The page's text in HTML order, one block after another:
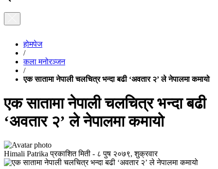
होमपेज
/
कला मनोरञ्जन
/
एक सातामा नेपाली चलचित्र भन्दा बढी ‘अवतार २’ ले नेपालमा कमायो
एक सातामा नेपाली चलचित्र भन्दा बढी
‘अवतार २’ ले नेपालमा कमायो
Himali Patrika प्रकाशित मिती - ८ पुष २०७९, शुक्रवार